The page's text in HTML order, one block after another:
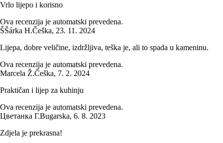
Vrlo lijepo i korisno
Ova recenzija je automatski prevedena.
ŠŠárka H.Češka, 23. 11. 2024
Lijepa, dobre veličine, izdržljiva, teška je, ali to spada u kameninu.
Ova recenzija je automatski prevedena.
Marcela Ž.Češka, 7. 2. 2024
Praktičan i lijep za kuhinju
Ova recenzija je automatski prevedena.
Цветанка Г.Bugarska, 6. 8. 2023
Zdjela je prekrasna!